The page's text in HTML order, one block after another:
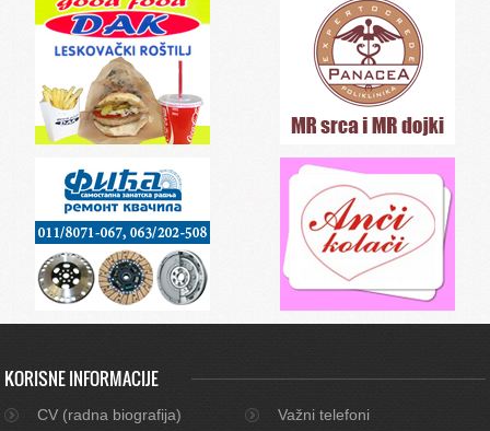
KORISNE INFORMACIJE
CV (radna biografija)
Važni telefoni